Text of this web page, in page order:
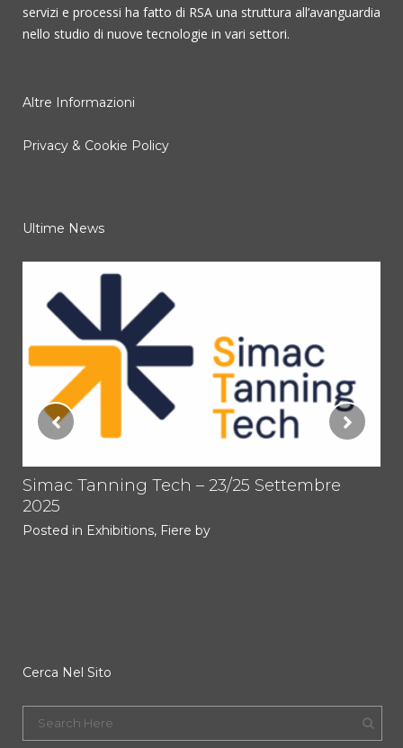
servizi e processi ha fatto di RSA una struttura all’avanguardia
nello studio di nuove tecnologie in vari settori.
Altre Informazioni
Privacy & Cookie Policy
Ultime News
Simac Tanning Tech – 23/25 Settembre
2025
Posted in Exhibitions, Fiere by
Cerca Nel Sito